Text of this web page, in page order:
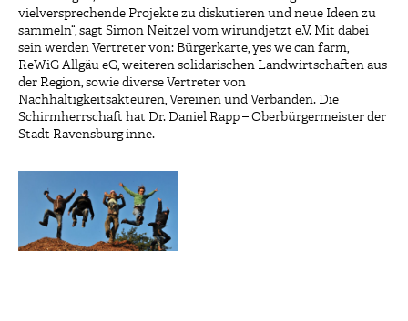
vielversprechende Projekte zu diskutieren und neue Ideen zu
sammeln“, sagt Simon Neitzel vom wirundjetzt e.V. Mit dabei
sein werden Vertreter von: Bürgerkarte, yes we can farm,
ReWiG Allgäu eG, weiteren solidarischen Landwirtschaften aus
der Region, sowie diverse Vertreter von
Nachhaltigkeitsakteuren, Vereinen und Verbänden. Die
Schirmherrschaft hat Dr. Daniel Rapp – Oberbürgermeister der
Stadt Ravensburg inne.